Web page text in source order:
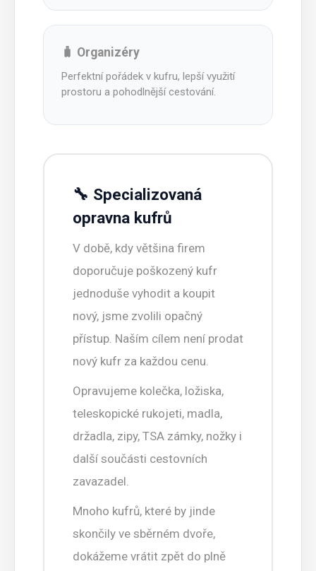
🧳 Organizéry
Perfektní pořádek v kufru, lepší využití
prostoru a pohodlnější cestování.
🔧 Specializovaná
opravna kufrů
V době, kdy většina firem
doporučuje poškozený kufr
jednoduše vyhodit a koupit
nový, jsme zvolili opačný
přístup. Naším cílem není prodat
nový kufr za každou cenu.
Opravujeme kolečka, ložiska,
teleskopické rukojeti, madla,
držadla, zipy, TSA zámky, nožky i
další součásti cestovních
zavazadel.
Mnoho kufrů, které by jinde
skončily ve sběrném dvoře,
dokážeme vrátit zpět do plně